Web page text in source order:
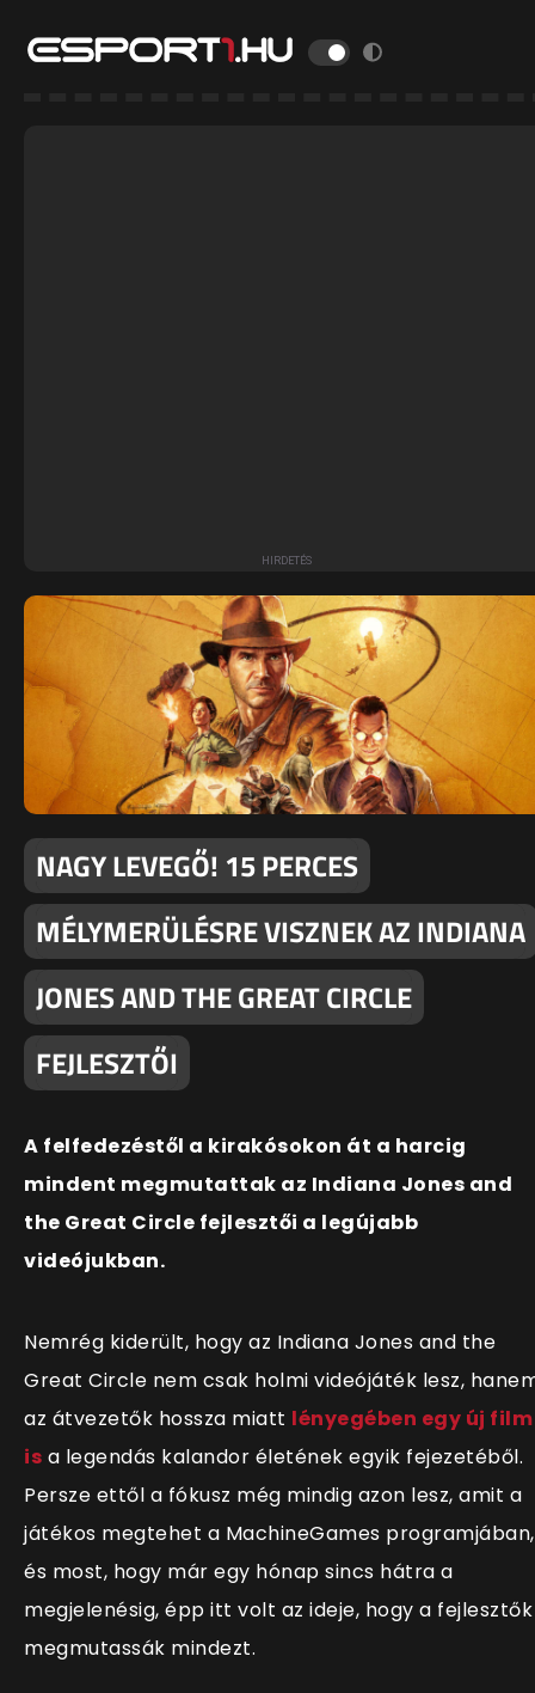
NAGY LEVEGŐ! 15 PERCES
MÉLYMERÜLÉSRE VISZNEK AZ INDIANA
JONES AND THE GREAT CIRCLE
FEJLESZTŐI
A felfedezéstől a kirakósokon át a harcig
mindent megmutattak az Indiana Jones and
the Great Circle fejlesztői a legújabb
videójukban.
Nemrég kiderült, hogy az Indiana Jones and the
Great Circle nem csak holmi videójáték lesz,
az átvezetők hossza miatt lényegében egy új film
is a legendás kalandor életének egyik fejezetéből.
Persze ettől a fókusz még mindig azon lesz, amit a
játékos megtehet a MachineGames programjában,
és most, hogy már egy hónap sincs hátra a
megjelenésig, épp itt volt az ideje, hogy a fejlesztők
megmutassák mindezt.